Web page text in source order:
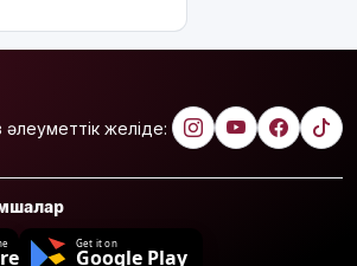
әлеуметтік желіде:
Get it on
Google Play